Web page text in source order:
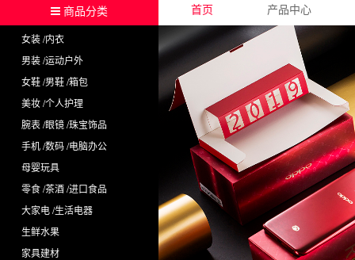
商品分类 首页 产品中心
女装 /内衣
男装 /运动户外
女鞋 /男鞋 /箱包
美妆 /个人护理
腕表 /眼镜 /珠宝饰品
手机 /数码 /电脑办公
母婴玩具
零食 /茶酒 /进口食品
大家电 /生活电器
生鲜水果
家具建材